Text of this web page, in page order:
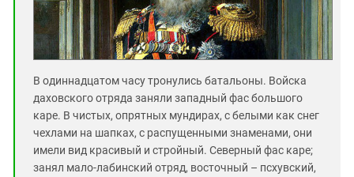
В одиннадцатом часу тронулись батальоны. Войска
даховского отряда заняли западный фас большого
каре. В чистых, опрятных мундирах, с белыми как снег
чехлами на шапках, с распущенными знаменами, они
имели вид красивый и стройный. Северный фас каре;
занял мало-лабинский отряд, восточный – псхувский,